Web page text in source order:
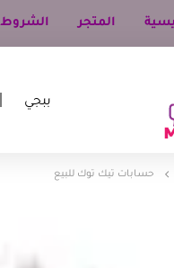
المتجر الشروط
ببجي
حسابات تيك توك للبيع